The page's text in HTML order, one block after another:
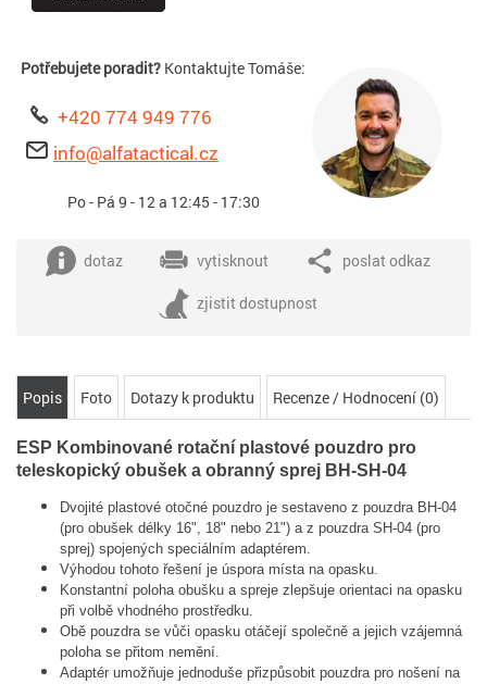
Potřebujete poradit? Kontaktujte Tomáše:
+420 774 949 776
info@alfatactical.cz
Po - Pá 9 - 12 a 12:45 - 17:30
dotaz vytisknout poslat odkaz
zjistit dostupnost
Popis Foto Dotazy k produktu Recenze / Hodnocení (0)
ESP Kombinované rotační plastové pouzdro pro
teleskopický obušek a obranný sprej BH-SH-04
Dvojité plastové otočné pouzdro je sestaveno z pouzdra BH-04
(pro obušek délky 16", 18" nebo 21") a z pouzdra SH-04 (pro
sprej) spojených speciálním adaptérem.
Výhodou tohoto řešení je úspora místa na opasku.
Konstantní poloha obušku a spreje zlepšuje orientaci na opasku
při volbě vhodného prostředku.
Obě pouzdra se vůči opasku otáčejí společně a jejich vzájemná
poloha se přitom nemění.
Adaptér umožňuje jednoduše přizpůsobit pouzdra pro nošení na